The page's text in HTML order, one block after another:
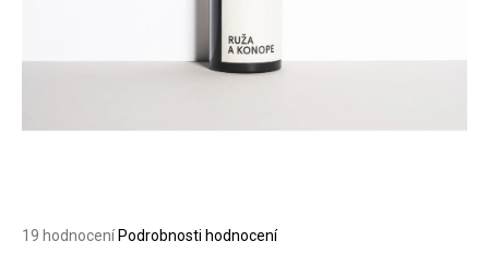
Průměrné
19 hodnocení Podrobnosti hodnocení
j